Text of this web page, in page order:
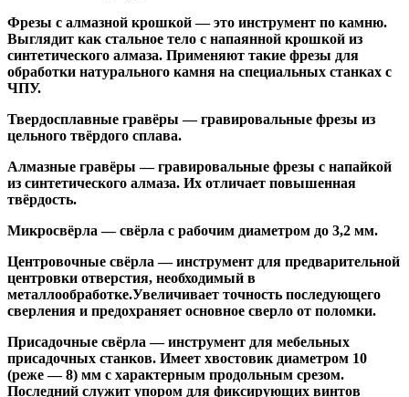
Фрезы с алмазной крошкой— это инструмент по камню.
Выглядит как стальное тело с напаянной крошкой из
синтетического алмаза. Применяют такие фрезы для
обработки натурального камня на специальных станках с
ЧПУ.
Твердосплавные гравёры — гравировальные фрезы из
цельного твёрдого сплава.
Алмазные гравёры — гравировальные фрезы с напайкой
из синтетического алмаза. Их отличает повышенная
твёрдость.
Микросвёрла — свёрла с рабочим диаметром до 3,2 мм.
Центровочные свёрла — инструмент для предварительной
центровки отверстия, необходимый в
металлообработке.Увеличивает точность последующего
сверления и предохраняет основное сверло от поломки.
Присадочные свёрла — инструмент для мебельных
присадочных станков. Имеет хвостовик диаметром 10
(реже — 8) мм с характерным продольным срезом.
Последний служит упором для фиксирующих винтов